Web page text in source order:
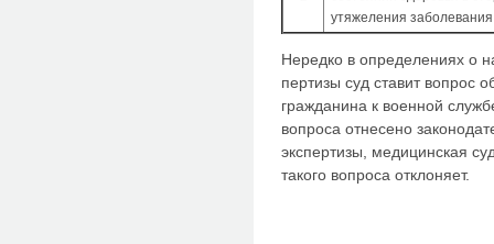
утяжеления заболевания
Нередко в определениях о
пертизы суд ставит вопрос
гражда­нина к военной
вопроса отнесено
экспертизы, медицинская
такого вопроса от­клоняет.